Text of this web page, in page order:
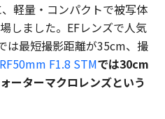
軽量・コンパクトで被写体
しました。EFレンズで人気
は最短撮影距離が35cm、撮
RF50mm F1.8 STMでは30cm
ーターマクロレンズという